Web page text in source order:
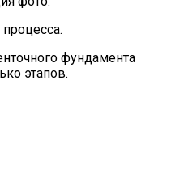
фундамента
этапов.